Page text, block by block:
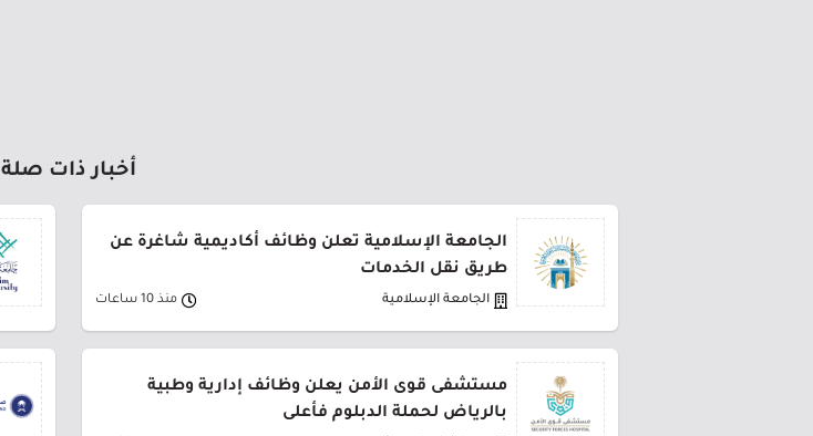
أخبار ذات صلة
الجامعة الإسلامية تعلن وظائف أكاديمية شاغرة عن
طريق نقل الخدمات
الجامعة الإسلامية منذ 10 ساعات
مستشفى قوى الأمن يعلن وظائف إدارية وطبية
بالرياض لحملة الدبلوم فأعلى